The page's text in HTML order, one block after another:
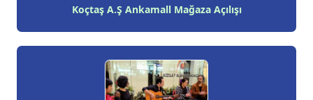
Koçtaş A.Ş Ankamall Mağaza Açılışı